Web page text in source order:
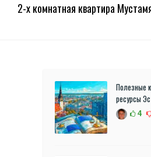
2-х комнатная квартира
Полезные
ресурсы
4